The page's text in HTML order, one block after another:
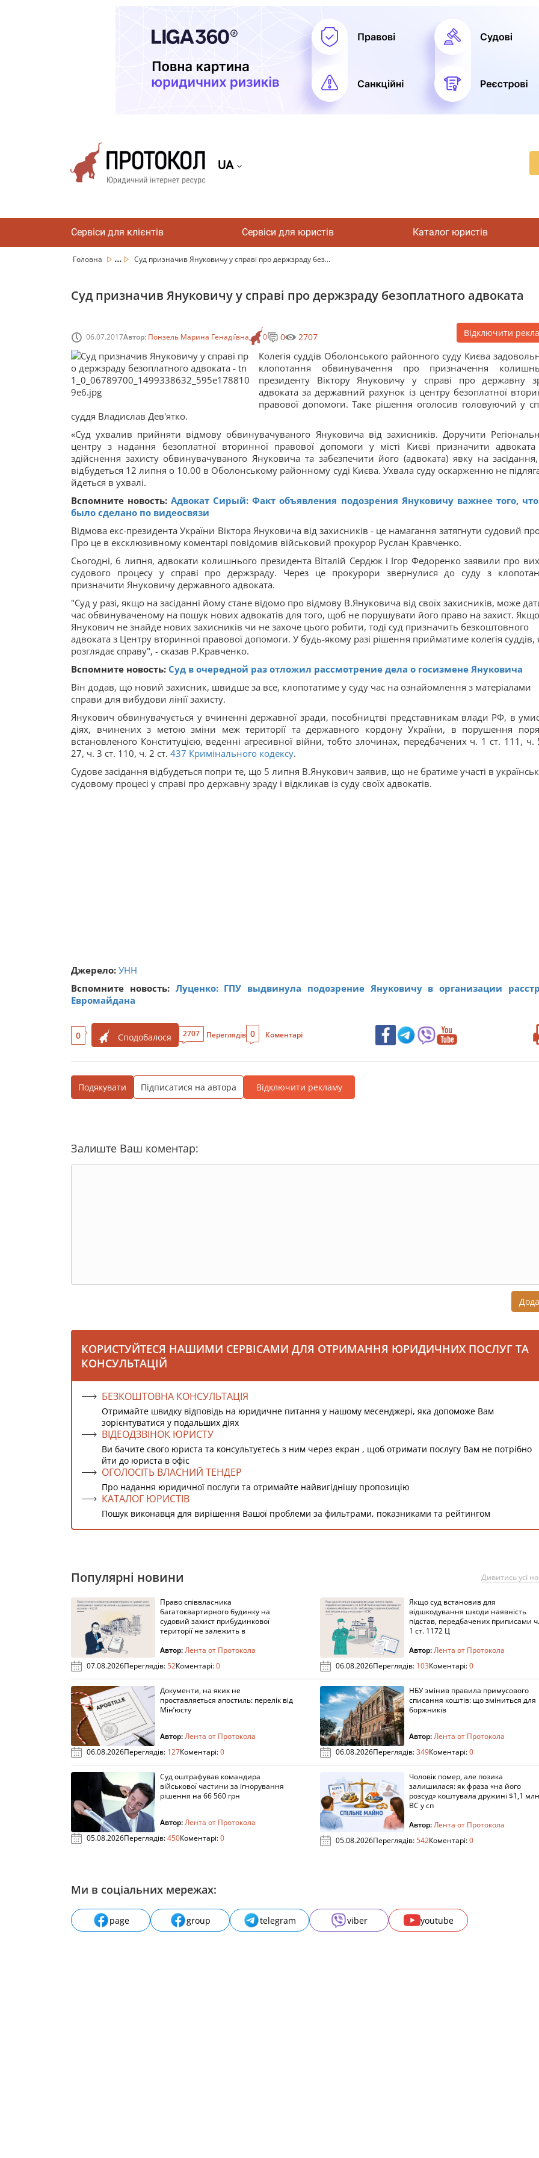
UA
Сервіси для клієнтів Сервіси для юристів Каталог юристів
Головна ... Суд призначив Януковичу у справі про держзраду без...
Суд призначив Януковичу у справі про держзраду безоплатного адвоката
06.07.2017Автор: Понзель Марина Генадіївна 0 0 2707 Відключити
Колегія суддів Оболонського районного суду Києва
клопотання обвинувачення про призначення
президенту Віктору Януковичу у справі про державну
адвоката за державний рахунок із центру безоплатної
правової допомоги. Таке рішення оголосив головуючий у
суддя Владислав Дев'ятко.
«Суд ухвалив прийняти відмову обвинувачуваного Януковича від захисників. Доручити
центру з надання безоплатної вторинної правової допомоги у місті Києві призначити
здійснення захисту обвинувачуваного Януковича та забезпечити його (адвоката) явку на
відбудеться 12 липня о 10.00 в Оболонському районному суді Києва. Ухвала суду оскарженню не
йдеться в ухвалі.
Вспомните новость:Адвокат Сирый: Факт объявления подозрения Януковичу важнее того,
было сделано по видеосвязи
Відмова екс-президента України Віктора Януковича від захисників - це намагання затягнути судовий
Про це в ексклюзивному коментарі повідомив військовий прокурор Руслан Кравченко.
Сьогодні, 6 липня, адвокати колишнього президента Віталій Сердюк і Ігор Федоренко заявили про
судового процесу у справі про держзраду. Через це прокурори звернулися до суду з
призначити Януковичу державного адвоката.
"Суд у разі, якщо на засіданні йому стане відомо про відмову В.Януковича від своїх захисників, може
час обвинуваченому на пошук нових адвокатів для того, щоб не порушувати його право на захист. Якщо
Янукович не знайде нових захисників чи не захоче цього робити, тоді суд призначить безкоштовного
адвоката з Центру вторинної правової допомоги. У будь-якому разі рішення прийматиме колегія суддів,
розглядає справу", - сказав Р.Кравченко.
Вспомните новость: Суд в очередной раз отложил рассмотрение дела о госизмене Януковича
Він додав, що новий захисник, швидше за все, клопотатиме у суду час на ознайомлення з матеріалами
справи для вибудови лінії захисту.
Янукович обвинувачується у вчиненні державної зради, пособництві представникам влади РФ, в
діях, вчинених з метою зміни меж території та державного кордону України, в порушення
встановленого Конституцією, веденні агресивної війни, тобто злочинах, передбачених ч. 1 ст. 111, ч.
27, ч. 3 ст. 110, ч. 2 ст. 437 Кримінального кодексу.
Судове засідання відбудеться попри те, що 5 липня В.Янукович заявив, що не братиме участі в
судовому процесі у справі про державну зраду і відкликав із суду своїх адвокатів.
Джерело: УНН
Вспомните новость: Луценко: ГПУ выдвинула подозрение Януковичу в организации
Евромайдана
0 Сподобалося 2707 Переглядів 0 Коментарі
Подякувати Підписатися на автора Відключити рекламу
Залиште Ваш коментар:
КОРИСТУЙТЕСЯ НАШИМИ СЕРВІСАМИ ДЛЯ ОТРИМАННЯ ЮРИДИЧНИХ ПОСЛУГ ТА
КОНСУЛЬТАЦІЙ
БЕЗКОШТОВНА КОНСУЛЬТАЦІЯ
Отримайте швидку відповідь на юридичне питання у нашому месенджері, яка допоможе Вам
зорієнтуватися у подальших діях
ВІДЕОДЗВІНОК ЮРИСТУ
Ви бачите свого юриста та консультуєтесь з ним через екран , щоб отримати послугу Вам не потрібно
йти до юриста в офіс
ОГОЛОСІТЬ ВЛАСНИЙ ТЕНДЕР
Про надання юридичної послуги та отримайте найвигіднішу пропозицію
КАТАЛОГ ЮРИСТІВ
Пошук виконавця для вирішення Вашої проблеми за фильтрами, показниками та рейтингом
Популярні новини Дивитись усі
Право співвласника
багатоквартирного будинку на
судовий захист прибудинкової
території не залежить в
Автор:Лента от Протокола
07.08.2026Переглядів:52Коментарі:0
Якщо суд встановив для
відшкодування шкоди наявність
підстав, передбачених приписами ч.
1 ст. 1172 Ц
Автор:Лента от Протокола
06.08.2026Переглядів: 103Коментарі:0
Документи, на яких не
проставляється апостиль: перелік від
Мін’юсту
Автор:Лента от Протокола
06.08.2026Переглядів: 127Коментарі:0
НБУ змінив правила примусового
списання коштів: що зміниться для
боржників
Автор:Лента от Протокола
06.08.2026Переглядів:349Коментарі:0
Суд оштрафував командира
військової частини за ігнорування
рішення на 66 560 грн
Автор:Лента от Протокола
05.08.2026Переглядів:450Коментарі:0
Чоловік помер, але позика
залишилася: як фраза «на його
розсуд» коштувала дружині $1,1
ВС у сп
Автор:Лента от Протокола
05.08.2026Переглядів:542Коментарі:0
Ми в соціальних мережах:
page group telegram viber youtube